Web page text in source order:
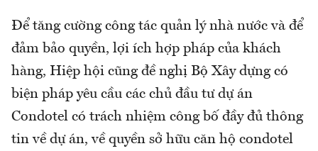
Để tăng cường công tác quản lý nhà nước và để
đảm bảo quyền, lợi ích hợp pháp của khách
hàng, Hiệp hội cũng đề nghị Bộ Xây dựng có
biện pháp yêu cầu các chủ đầu tư dự án
Condotel có trách nhiệm công bố đầy đủ thông
tin về dự án, về quyền sở hữu căn hộ condotel